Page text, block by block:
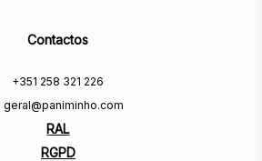
Contactos
+351 258 321 226
geral@paniminho.com
RAL
RGPD